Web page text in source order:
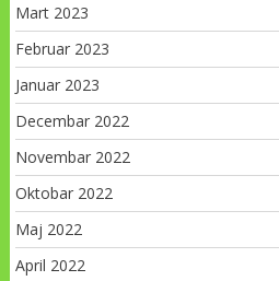
Mart 2023
Februar 2023
Januar 2023
Decembar 2022
Novembar 2022
Oktobar 2022
Maj 2022
April 2022